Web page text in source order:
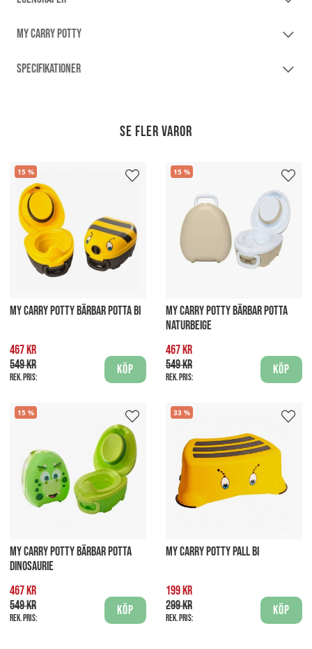
MY CARRY POTTY
SPECIFIKATIONER
Se fler varor
15
MY CARRY POTTY BÄRBAR POTTA BI
467 kr
549 kr
Rek. pris:
Köp
15
MY CARRY POTTY BÄRBAR POTTA
NATURBEIGE
467 kr
549 kr
Rek. pris:
Köp
15
MY CARRY POTTY BÄRBAR POTTA
DINOSAURIE
467 kr
549 kr
Rek. pris:
Köp
33
MY CARRY POTTY PALL BI
199 kr
299 kr
Rek. pris:
Köp